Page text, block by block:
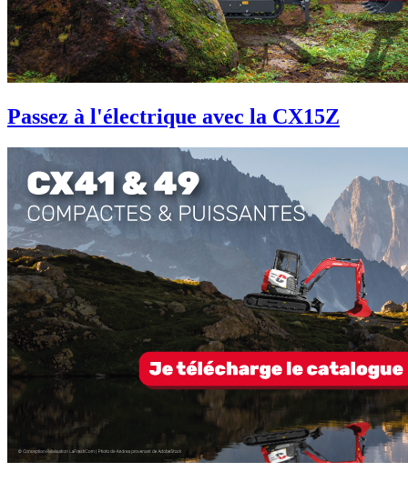
Passez à l'électrique avec la CX15Z